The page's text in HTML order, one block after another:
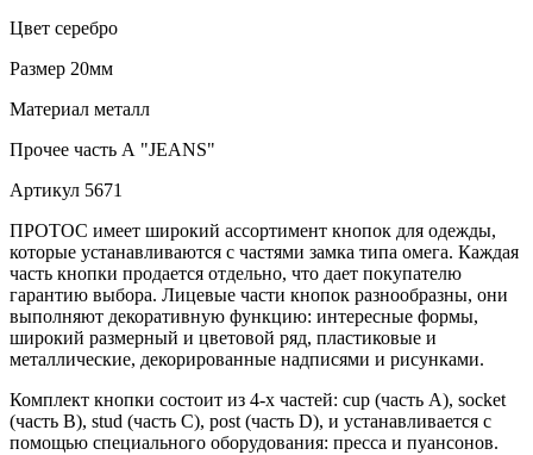
Цвет серебро
Размер 20мм
Материал металл
Прочее часть А "JEANS"
Артикул 5671
ПРОТОС имеет широкий ассортимент кнопок для одежды,
которые устанавливаются с частями замка типа омега. Каждая
часть кнопки продается отдельно, что дает покупателю
гарантию выбора. Лицевые части кнопок разнообразны, они
выполняют декоративную функцию: интересные формы,
широкий размерный и цветовой ряд, пластиковые и
металлические, декорированные надписями и рисунками.
Комплект кнопки состоит из 4-х частей: cup (часть А), socket
(часть В), stud (часть С), post (часть D), и устанавливается с
помощью специального оборудования: пресса и пуансонов.